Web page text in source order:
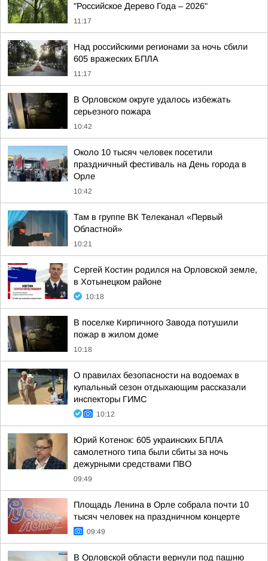
"Российское Дерево Года – 2026"
11:17
Над российскими регионами за ночь сбили
605 вражеских БПЛА
11:17
В Орловском округе удалось избежать
серьезного пожара
10:42
Около 10 тысяч человек посетили
праздничный фестиваль на День города в
Орле
10:42
Там в группе ВК Телеканал «Первый
Областной»
10:21
Сергей Костин родился на Орловской земле,
в Хотынецком районе
10:18
В поселке Кирпичного Завода потушили
пожар в жилом доме
10:18
О правилах безопасности на водоемах в
купальный сезон отдыхающим рассказали
инспекторы ГИМС
10:12
Юрий Котенок: 605 украинских БПЛА
самолетного типа были сбиты за ночь
дежурными средствами ПВО
09:49
Площадь Ленина в Орле собрала почти 10
тысяч человек на праздничном концерте
09:49
В Орловской области вернули под пашню